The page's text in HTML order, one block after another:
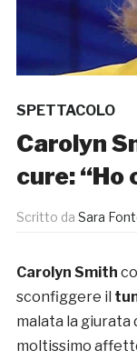
SPETTACOLO
Carolyn
cure: “Ho
Scritto da Sara
Carolyn Smith
sconfiggere il
malata la giurata
moltissimo